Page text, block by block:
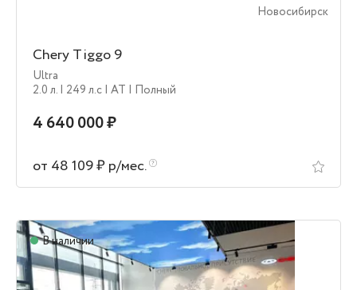
Новосибирск
Chery Tiggo 9
Ultra
2.0 л. | 249 л.c | AT | Полный
4 640 000 ₽
от 48 109 ₽ р/мес.
В наличии